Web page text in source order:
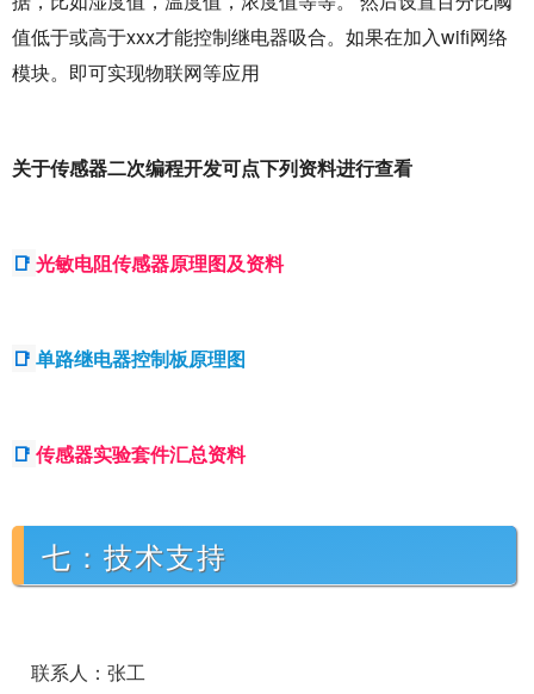
值低于或高于xxx才能控制继电器吸合。如果在加入wifi网络
模块。即可实现物联网等应用
关于传感器二次编程开发可点下列资料进行查看
📑 光敏电阻传感器原理图及资料
📑 单路继电器控制板原理图
📑 传感器实验套件汇总资料
七：技术支持
联系人：张工